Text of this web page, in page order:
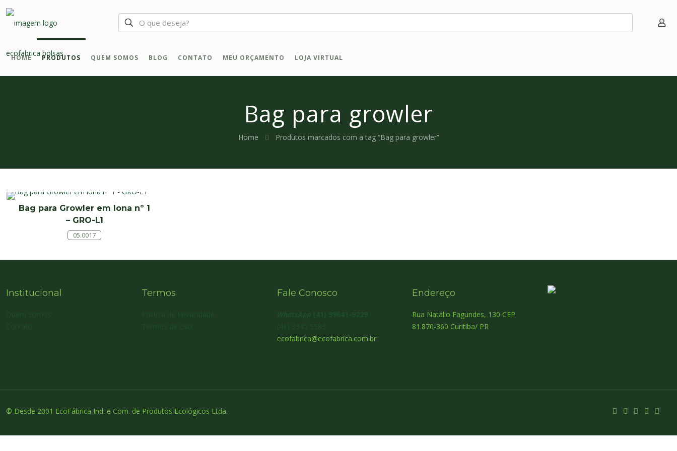
HOME PRODUTOS QUEM SOMOS BLOG CONTATO MEU ORÇAMENTO LOJA VIRTUAL
Bag para growler
Home Produtos marcados com a tag “Bag para growler”
Bag para Growler em lona nº 1
– GRO-L1
05.0017
Institucional Termos Fale Conosco
ecofabrica@ecofabrica.com.br
Endereço
Rua Natálio Fagundes, 130 CEP
81.870-360 Curitiba/ PR
© Desde 2001 EcoFábrica Ind. e Com. de Produtos Ecológicos Ltda.